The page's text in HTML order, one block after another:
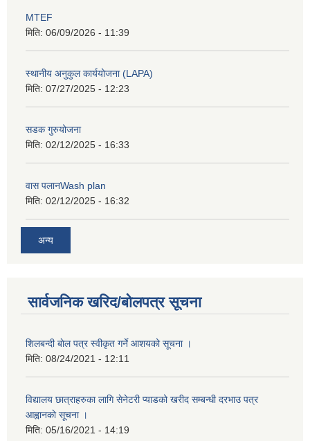
MTEF
मिति: 06/09/2026 - 11:39
स्थानीय अनुकुल कार्ययोजना (LAPA)
मिति: 07/27/2025 - 12:23
सडक गुरुयोजना
मिति: 02/12/2025 - 16:33
वास पलानWash plan
मिति: 02/12/2025 - 16:32
अन्य
सार्वजनिक खरिद/बोलपत्र सूचना
शिलबन्दी बाेल पत्र स्वीकृत गर्ने आशयको सूचना ।
मिति: 08/24/2021 - 12:11
विद्यालय छात्राहरुका लागि सेनेटरी प्याडको खरीद सम्बन्धी दरभाउ पत्र
आह्वानकाे सूचना ।
मिति: 05/16/2021 - 14:19